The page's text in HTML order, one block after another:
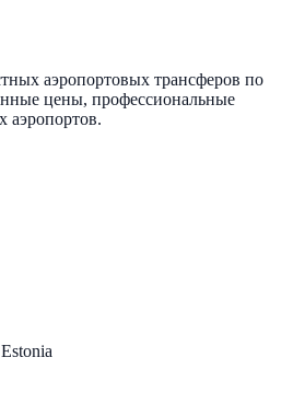
аэропортовых трансферов по
цены, профессиональные
аэропортов.